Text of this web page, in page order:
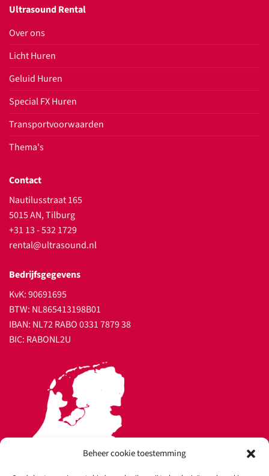
Beheer cookie toestemming
Ultrasound Rental
Over ons
Licht Huren
Geluid Huren
Special FX Huren
Transportvoorwaarden
Thema's
Contact
Nautilusstraat 165
5015 AN, Tilburg
+31 13 - 532 1729
rental@ultrasound.nl
Bedrijfsgegevens
KvK: 90691695
BTW: NL865413198B01
IBAN: NL72 RABO 0331 7879 38
BIC: RABONL2U